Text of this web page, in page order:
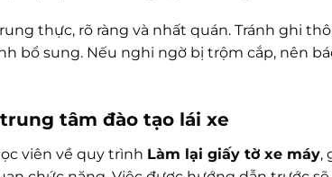
thực, rõ ràng và nhất quán. Tránh ghi
bổ sung. Nếu nghi ngờ bị trộm cắp, nên
tâm đào tạo lái xe
viên về quy trình Làm lại giấy tờ xe máy,